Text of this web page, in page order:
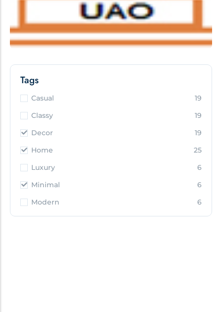
Tags
Casual
19
Classy
19
Decor
19
Home
25
Luxury
6
Minimal
6
Modern
6